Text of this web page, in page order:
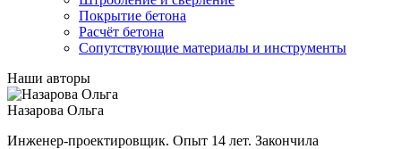
Покрытие бетона
Расчёт бетона
Сопутствующие материалы и инструменты
Наши авторы
Назарова Ольга
Инженер-проектировщик. Опыт 14 лет. Закончила